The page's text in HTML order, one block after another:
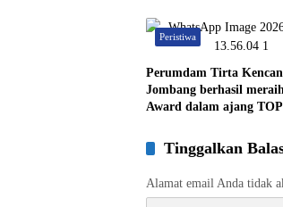
Untuk Sekolah Rakyat
Terintegritas 1 Jombang
Peristiwa
Perumdam Tirta
Jombang berhasil
Award dalam ajang
kinerja serta komitmen
inovasi yang
Tinggalkan
Alamat email Anda tidak